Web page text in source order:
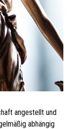
angestellt und
abhängig